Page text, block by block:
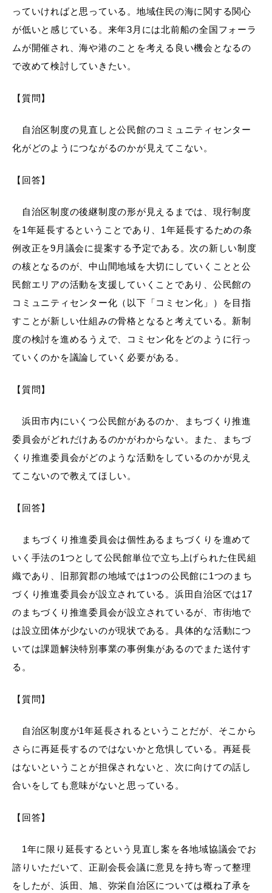
目的から探す
届出・証明 税金
ごみ・リサイクル 支援・助成制度
各種相談窓口 入札
防災・消防
公共交通・
公共施設
便利なサービス
防災・防犯メール
気象情報リンク集
ごみ分別早見表
ダウンロード
っていければと思っている。地域住民の海に関する関心
が低いと感じている。来年3月には北前船の全国フォーラ
ムが開催され、海や港のことを考える良い機会となるの
で改めて検討していきたい。
【質問】
自治区制度の見直しと公民館のコミュニティセンター
化がどのようにつながるのかが見えてこない。
【回答】
自治区制度の後継制度の形が見えるまでは、現行制度
を1年延長するということであり、1年延長するための条
例改正を9月議会に提案する予定である。次の新しい制度
の核となるのが、中山間地域を大切にしていくことと公
民館エリアの活動を支援していくことであり、公民館の
コミュニティセンター化（以下「コミセン化」）を目指
すことが新しい仕組みの骨格となると考えている。新制
度の検討を進めるうえで、コミセン化をどのように行っ
ていくのかを議論していく必要がある。
【質問】
浜田市内にいくつ公民館があるのか、まちづくり推進
委員会がどれだけあるのかがわからない。また、まちづ
くり推進委員会がどのような活動をしているのかが見え
てこないので教えてほしい。
【回答】
まちづくり推進委員会は個性あるまちづくりを進めて
いく手法の1つとして公民館単位で立ち上げられた住民組
織であり、旧那賀郡の地域では1つの公民館に1つのまち
づくり推進委員会が設立されている。浜田自治区では17
のまちづくり推進委員会が設立されているが、市街地で
は設立団体が少ないのが現状である。具体的な活動につ
いては課題解決特別事業の事例集があるのでまた送付す
る。
【質問】
自治区制度が1年延長されるということだが、そこから
さらに再延長するのではないかと危惧している。再延長
はないということが担保されないと、次に向けての話し
合いをしても意味がないと思っている。
【回答】
1年に限り延長するという見直し案を各地域協議会でお
諮りいただいて、正副会長会議に意見を持ち寄って整理
をしたが、浜田、旭、弥栄自治区については概ね了承を